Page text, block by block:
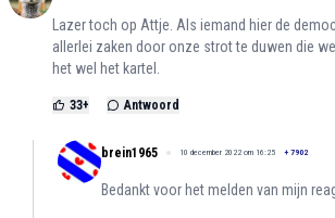
Lazer toch op Attje. Als iemand hier de
allerlei zaken door onze strot te duwen die
het wel het kartel.
33+ Antwoord
brein1965 10 december 2022 om 16:25 + 7902
Bedankt voor het melden van mijn